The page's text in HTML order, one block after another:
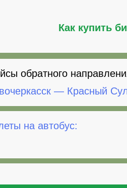
Как купить
обратного
— Красный
на автобус: